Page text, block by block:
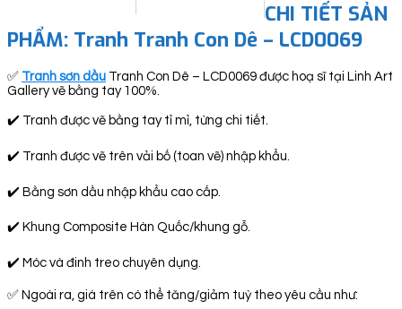
CHI TIẾT SẢN
PHẨM: Tranh Tranh Con Dê – LCD0069
✅ Tranh sơn dầu Tranh Con Dê – LCD0069 được hoạ sĩ tại Linh Art
Gallery vẽ bằng tay 100%.
✔️ Tranh được vẽ bằng tay tỉ mỉ, từng chi tiết.
✔️ Tranh được vẽ trên vải bố (toan vẽ) nhập khẩu.
✔️ Bằng sơn dầu nhập khẩu cao cấp.
✔️ Khung Composite Hàn Quốc/khung gỗ.
✔️ Móc và đinh treo chuyên dụng.
✅ Ngoài ra, giá trên có thể tăng/giảm tuỳ theo yêu cầu như: